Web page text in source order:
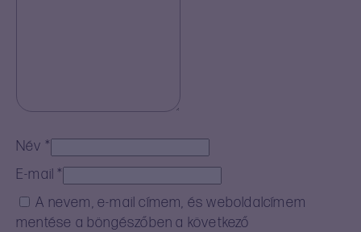
Név *
E-mail*
A nevem, e-mail címem, és weboldalcímem
mentése a böngészőben a következő